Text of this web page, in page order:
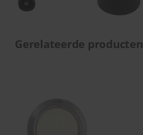
Gerelateerde producten